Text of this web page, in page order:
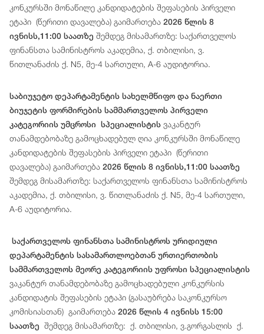
კონკურსში მონაწილე კანდიდატების შეფასების პირველი
ეტაპი (წერითი დავალება) გაიმართება 2026 წლის 8
ივნისს,11:00 საათზე შემდეგ მისამართზე: საქართველოს
ფინანსთა სამინისტროს აკადემია, ქ. თბილისი, ვ.
წითლანაძის ქ. N5, მე-4 სართული, A-6 აუდიტორია.
საბიუჯეტო დეპარტამენტის სახელმწიფო და ნაერთი
ბიუჯეტის ფორმირების სამმართველოს პირველი
კატეგორიის უმცროსი სპეციალისტის ვაკანტურ
თანამდებობაზე გამოცხადებულ ღია კონკურსში მონაწილე
კანდიდატების შეფასების პირველი ეტაპი (წერითი
დავალება) გაიმართება 2026 წლის 8 ივნისს,11:00 საათზე
შემდეგ მისამართზე: საქართველოს ფინანსთა სამინისტროს
აკადემია, ქ. თბილისი, ვ. წითლანაძის ქ. N5, მე-4 სართული,
A-6 აუდიტორია.
საქართველოს ფინანსთა სამინისტროს ურიდიული
დეპარტამენტის სასამართლოებთან ურთიერთობის
სამმართველოს მეორე კატეგორიის უფროსი სპეციალისტის
ვაკანტურ თანამდებობაზე გამოცხადებული კონკურსის
კანდიდატის შეფასების ეტაპი (გასაუბრება საკონკურსო
კომისიასთან) გაიმართება 2026 წლის 4 ივნისს 15:00
საათზე შემდეგ მისამართზე: ქ. თბილისი, ვ.გორგასლის ქ.